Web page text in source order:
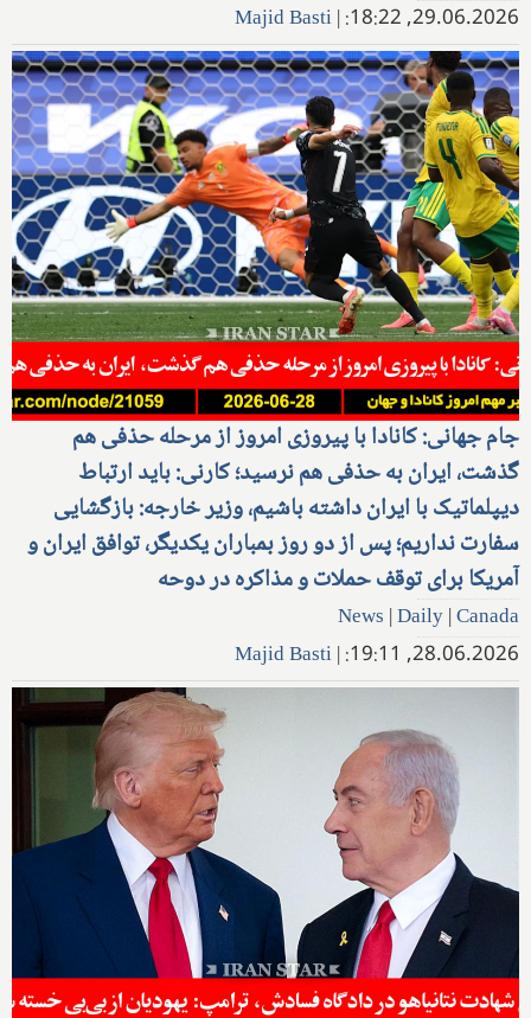
29.06.2026, 18:22:
|
Majid Basti
جام جهانی: کانادا با پیروزی امروز از مرحله حذفی هم
گذشت، ایران به حذفی هم نرسید؛ کارنی: باید ارتباط
دیپلماتیک با ایران داشته باشیم، وزیر خارجه: بازگشایی
سفارت نداریم؛ پس از دو روز بمباران یکدیگر، توافق ایران و
آمریکا برای توقف حملات و مذاکره در دوحه
News |Daily|Canada
28.06.2026, 19:11:
|
Majid Basti